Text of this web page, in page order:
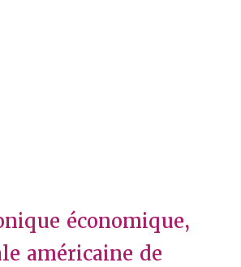
économique,
américaine de